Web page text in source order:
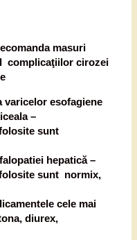
masuri
complicaţiilor cirozei
varicelor esofagiene
–
sunt
hepatică –
sunt normix,
cele mai
diurex,